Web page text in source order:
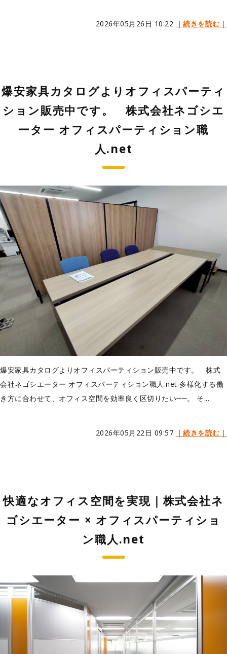
2026年05月26日 10:22 ｜続きを読む｜
爆安家具カタログよりオフィスパーティ
ション販売中です。 株式会社ネゴシエ
ーター オフィスパーティション職
人.net
爆安家具カタログよりオフィスパーティション販売中です。 株式
会社ネゴシエーター オフィスパーティション職人.net 多様化する働
き方に合わせて、オフィス空間を効率良く区切りたい──。 そ...
2026年05月22日 09:57 ｜続きを読む｜
快適なオフィス空間を実現｜株式会社ネ
ゴシエーター × オフィスパーティショ
ン職人.net